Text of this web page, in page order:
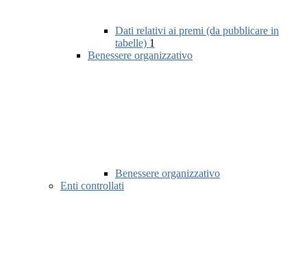
Dati relativi ai premi (da pubblicare in
tabelle) 1
Benessere organizzativo
Benessere organizzativo
Enti controllati